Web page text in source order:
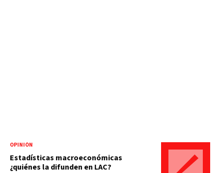
OPINIÓN
Estadísticas macroeconómicas
¿quiénes la difunden en LAC?